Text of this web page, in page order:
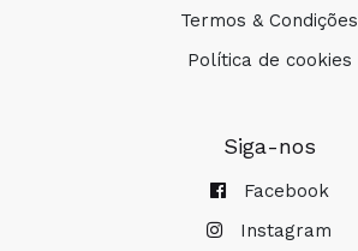
Termos & Condições
Política de cookies
Siga-nos
Facebook
Instagram